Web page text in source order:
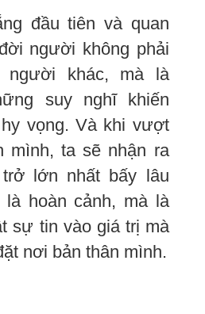
đầu tiên và quan
người không phải
người khác, mà là
suy nghĩ khiến
vọng. Và khi vượt
mình, ta sẽ nhận ra
lớn nhất bấy lâu
là hoàn cảnh, mà là
sự tin vào giá trị mà
nơi bản thân mình.